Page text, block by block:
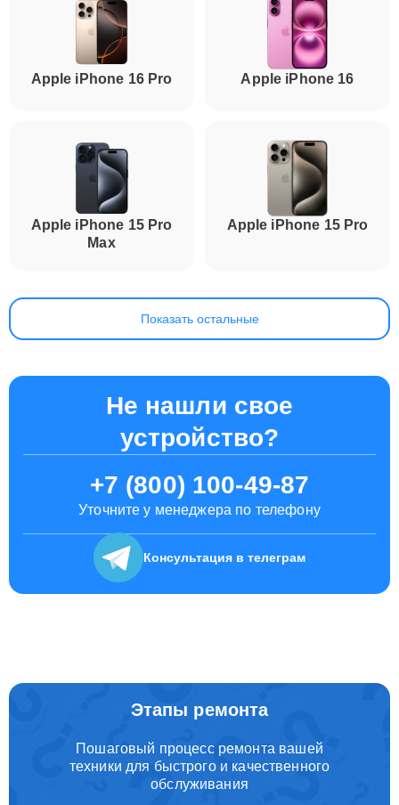
Apple iPhone 16 Pro Apple iPhone 16
Apple iPhone 15 Pro
Max
Apple iPhone 15 Pro
Показать остальные
Не нашли свое
устройство?
+7 (800) 100-49-87
Уточните у менеджера по телефону
Консультация в телеграм
Этапы ремонта
Пошаговый процесс ремонта вашей
техники для быстрого и качественного
обслуживания